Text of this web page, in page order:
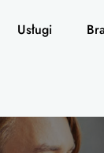
Usługi